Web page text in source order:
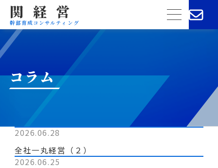
関経営
幹部育成コンサルティング
menu
コラム
2026.06.28
全社一丸経営（２）
2026.06.25